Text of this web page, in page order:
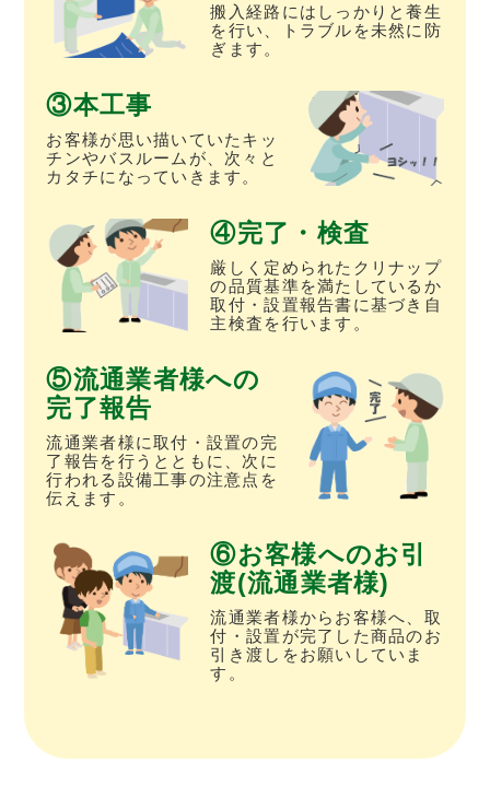
搬入経路にはしっかりと養生
を行い、トラブルを未然に防
ぎます。
本工事
お客様が思い描いていたキッ
チンやバスルームが、次々と
カタチになっていきます。
完了・検査
厳しく定められたクリナップ
の品質基準を満たしているか
取付・設置報告書に基づき自
主検査を行います。
流通業者様への
完了報告
流通業者様に取付・設置の完
了報告を行うとともに、次に
行われる設備工事の注意点を
伝えます。
お客様へのお引
渡(流通業者様)
流通業者様からお客様へ、取
付・設置が完了した商品のお
引き渡しをお願いしていま
す。